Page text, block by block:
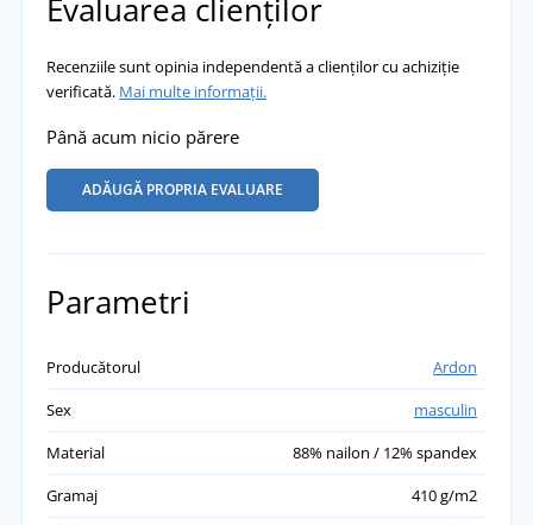
Evaluarea clienților
Recenziile sunt opinia independentă a clienților cu achiziție
verificată. Mai multe informații.
Până acum nicio părere
ADĂUGĂ PROPRIA EVALUARE
Parametri
Producătorul
Ardon
Sex
masculin
Material
88% nailon / 12% spandex
Gramaj
410 g/m2